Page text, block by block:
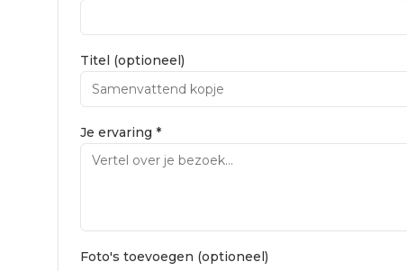
Titel (optioneel)
Je ervaring *
Foto's toevoegen (optioneel)